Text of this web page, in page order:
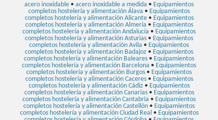
acero inoxidable • acero inoxidable a medida • Equipamientos
completos hostelería y alimentación Álava • Equipamientos
completos hostelería y alimentación Alicante• Equipamientos
completos hostelería y alimentación Almería • Equipamientos
completos hostelería y alimentación Andalucía • Equipamientos
completos hostelería y alimentación Asturias • Equipamientos
completos hostelería y alimentación Avila • Equipamientos
completos hostelería y alimentación Badajoz • Equipamientos
completos hostelería y alimentación Baleares • Equipamientos
completos hostelería y alimentación Barcelona • Equipamientos
completos hostelería y alimentación Burgos • Equipamientos
completos hostelería y alimentación Caceres• Equipamientos
completos hostelería y alimentación Cádiz • Equipamientos
completos hostelería y alimentación Canarias• Equipamientos
completos hostelería y alimentación Cantabria • Equipamientos
completos hostelería y alimentación Castellón • Equipamientos
completos hostelería y alimentación Ciudad Real • Equipamientos